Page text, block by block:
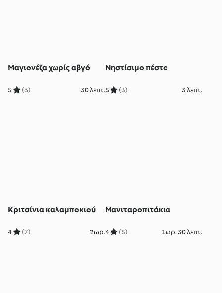
Μαγιονέζα χωρίς αβγό
5 (6) 30 λεπτ.
Νηστίσιμο πέστο
5 (3) 3 λεπτ.
Κριτσίνια καλαμποκιού
4 (7) 2ωρ.
Μανιταροπιτάκια
4 (5) 1ωρ. 30 λεπτ.